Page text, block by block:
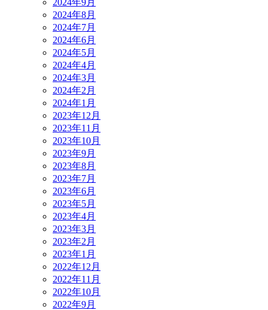
2024年8月
2024年7月
2024年6月
2024年5月
2024年4月
2024年3月
2024年2月
2024年1月
2023年12月
2023年11月
2023年10月
2023年9月
2023年8月
2023年7月
2023年6月
2023年5月
2023年4月
2023年3月
2023年2月
2023年1月
2022年12月
2022年11月
2022年10月
2022年9月